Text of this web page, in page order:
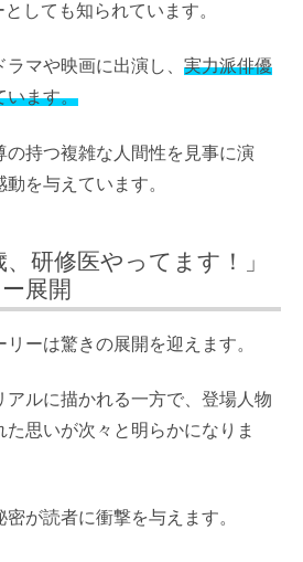
しても知られています。
マや映画に出演し、 実力派俳優
います。
の持つ複雑な人間性を見事に演
を与えています。
、研修医やってます！」
展開
ーは驚きの展開を迎えます。
アルに描かれる一方で、登場人物
思いが次々と明らかになりま
が読者に衝撃を与えます。